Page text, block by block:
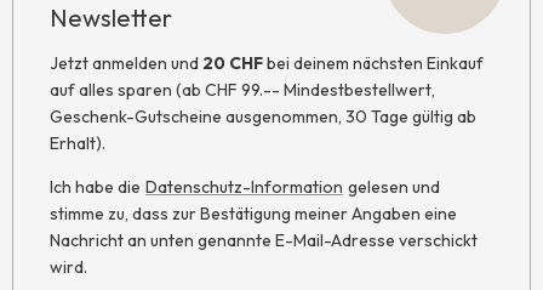
Newsletter
Jetzt anmelden und 20 CHFbei deinem nächsten Einkauf
auf alles sparen (ab CHF 99.-- Mindestbestellwert,
Geschenk-Gutscheine ausgenommen, 30 Tage gültig ab
Erhalt).
Ich habe die Datenschutz-Information gelesen und
stimme zu, dass zur Bestätigung meiner Angaben eine
Nachricht an unten genannte E-Mail-Adresse verschickt
wird.